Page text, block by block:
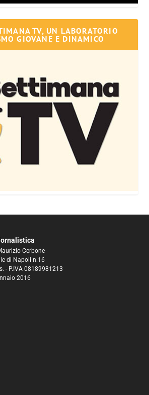
TV, UN LABORATORIO
GIOVANE E DINAMICO
Cerbone
di Napoli n.16
- P.IVA 08189981213
2016